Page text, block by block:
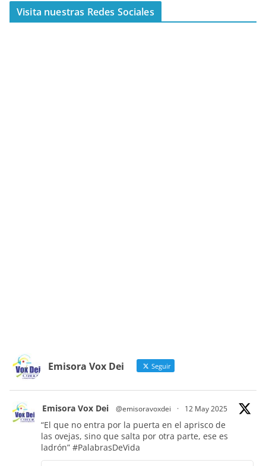
Visita nuestras Redes Sociales
Emisora Vox Dei Seguir
Emisora Vox Dei @emisoravoxdei · 12 May 2025
“El que no entra por la puerta en el aprisco de
las ovejas, sino que salta por otra parte, ese es
ladrón” #PalabrasDeVida